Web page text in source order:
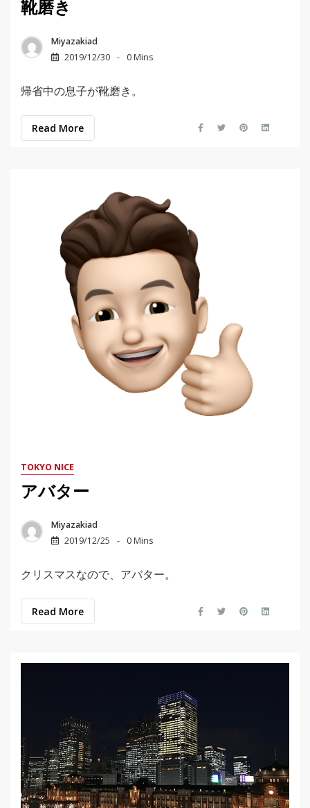
靴磨き
Miyazakiad
2019/12/30
0 Mins
帰省中の息子が靴磨き。
Read More
TOKYO NICE
アバター
Miyazakiad
2019/12/25
0 Mins
クリスマスなので、アバター。
Read More